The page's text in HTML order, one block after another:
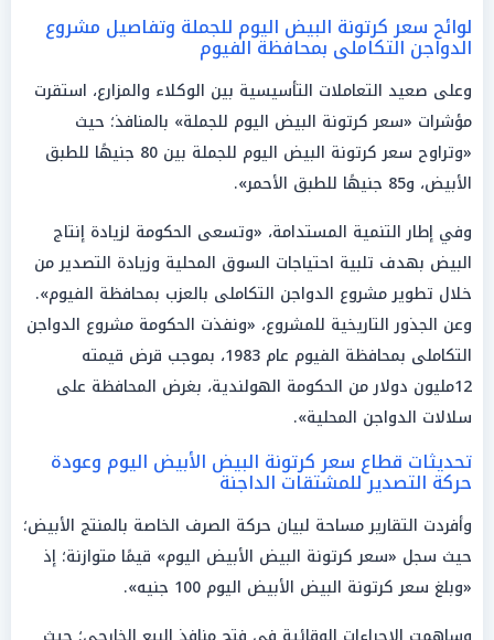
لوائح سعر كرتونة البيض اليوم للجملة وتفاصيل مشروع
الدواجن التكاملى بمحافظة الفيوم
وعلى صعيد التعاملات التأسيسية بين الوكلاء والمزارع، استقرت
مؤشرات «سعر كرتونة البيض اليوم للجملة» بالمنافذ؛ حيث
«وتراوح سعر كرتونة البيض اليوم للجملة بين 80 جنيهًا للطبق
الأبيض، و85 جنيهًا للطبق الأحمر».
وفي إطار التنمية المستدامة، «وتسعى الحكومة لزيادة إنتاج
البيض بهدف تلبية احتياجات السوق المحلية وزيادة التصدير من
خلال تطوير مشروع الدواجن التكاملى بالعزب بمحافظة الفيوم».
وعن الجذور التاريخية للمشروع، «ونفذت الحكومة مشروع الدواجن
التكاملى بمحافظة الفيوم عام 1983، بموجب قرض قيمته
12مليون دولار من الحكومة الهولندية، بغرض المحافظة على
سلالات الدواجن المحلية».
تحديثات قطاع سعر كرتونة البيض الأبيض اليوم وعودة
حركة التصدير للمشتقات الداجنة
وأفردت التقارير مساحة لبيان حركة الصرف الخاصة بالمنتج الأبيض؛
حيث سجل «سعر كرتونة البيض الأبيض اليوم» قيمًا متوازنة؛ إذ
«وبلغ سعر كرتونة البيض الأبيض اليوم 100 جنيه».